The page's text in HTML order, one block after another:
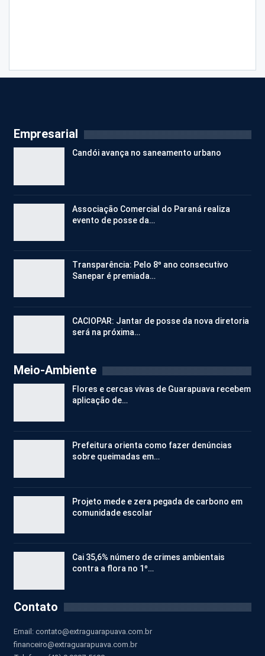
Empresarial
Candói avança no saneamento urbano
Associação Comercial do Paraná realiza
evento de posse da…
Transparência: Pelo 8º ano consecutivo
Sanepar é premiada…
CACIOPAR: Jantar de posse da nova diretoria
será na próxima…
Meio-Ambiente
Flores e cercas vivas de Guarapuava recebem
aplicação de…
Prefeitura orienta como fazer denúncias
sobre queimadas em…
Projeto mede e zera pegada de carbono em
comunidade escolar
Cai 35,6% número de crimes ambientais
contra a flora no 1º…
Contato
Email: contato@extraguarapuava.com.br
financeiro@extraguarapuava.com.br